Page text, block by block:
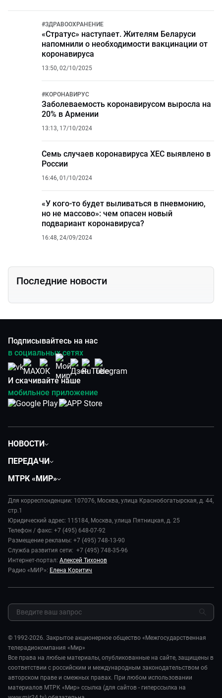
#ЗДРАВООХРАНЕНИЕ
«Стратус» наступает. Жителям Беларуси
напомнили о необходимости вакцинации от
коронавируса
13:50, 02/10/2025
#КОРОНАВИРУС
Заболеваемость коронавирусом выросла на
20% в Армении
13:13, 17/10/2024
Семь случаев коронавируса XEC выявлено в
России
16:46, 01/10/2024
«У кого-то будет выливаться в пневмонию,
но не массово»: чем опасен новый
подвариант коронавируса?
16:48, 24/09/2024
Последние новости
Подписывайтесь на нас
в социальных сетях
И скачивайте наше
мобильное приложение
НОВОСТИ
Экономика
Происшествия
В содружестве
В мире
Наука и технологии
Здоровье и медицина
Спорт
Шоу-бизнес
Стиль жизни
Сад и огород
ПЕРЕДАЧИ
Дела судебные
Диктор делает
Игра в кино
Игра в кино. Мультфильмы
Исторический детектив
Миллион за 5 минут
Мировое соглашение
Предварительный диагноз
Пять причин поехать в...
МТРК «МИР»
История
Руководство
Новости компании
Пресса о нас
Карьера
Реклама
Закупки и тендеры
Обратная связь
Для корреспонденции: 107076, Москва, улица Краснобогатырская, д. 44,
стр.1
Юридический адрес: 115184, Москва, улица Пятницкая, д. 25
Телефон / факс: +7 (495) 648-07-92
Размещение рекламы: +7 (495) 748-13-90
Служба развития сети: +7 (495) 748-35-96
Интернет-портал: Алексей Тихонов
Радио «МИР»: Елена Коритич
© 1992-2026. Закрытое акционерное общество «Межгосударственная
телерадиокомпания «Мир»
Все права на любые материалы, опубликованные на сайте, защищены в
соответствии с российским и международным законодательством об
авторском праве и смежных правах. При любом использовании
материалов МТРК «Мир» ссылка (для сайтов - гиперссылка на